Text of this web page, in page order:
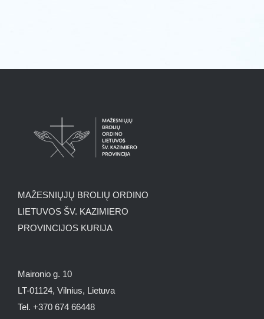
MAŽESNIŲJŲ BROLIŲ ORDINO
LIETUVOS ŠV. KAZIMIERO
PROVINCIJOS KURIJA
Maironio g. 10
LT-01124, Vilnius, Lietuva
Tel. +370 674 66448